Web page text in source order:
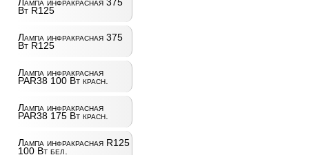
Вт R125
Лампа инфракрасная 375
Вт R125
Лампа инфракрасная
PAR38 100 Вт красн.
Лампа инфракрасная
PAR38 175 Вт красн.
Лампа инфракрасная R125
100 Вт бел.